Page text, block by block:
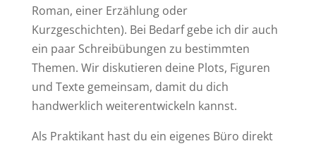
Roman, einer Erzählung oder
Kurzgeschichten). Bei Bedarf gebe ich dir auch
ein paar Schreibübungen zu bestimmten
Themen. Wir diskutieren deine Plots, Figuren
und Texte gemeinsam, damit du dich
handwerklich weiterentwickeln kannst.
Als Praktikant hast du ein eigenes Büro direkt